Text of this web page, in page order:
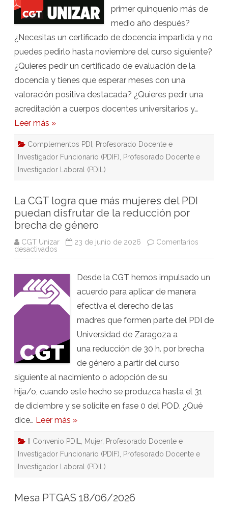
primer quinquenio más de
medio año después?
¿Necesitas un certificado de docencia impartida y no
puedes pedirlo hasta noviembre del curso siguiente?
¿Quieres pedir un certificado de evaluación de la
docencia y tienes que esperar meses con una
valoración positiva destacada? ¿Quieres pedir una
acreditación a cuerpos docentes universitarios y…
Leer más »
Complementos PDI
Profesorado Docente e
Investigador Funcionario (PDIF)
Profesorado Docente e
Investigador Laboral (PDIL)
La CGT logra que más mujeres del PDI
puedan disfrutar de la reducción por
brecha de género
CGT Unizar 23 de junio de 2026
Comentarios
desactivados
más
mujeres
del
PDI
puedan
disfrutar
reducción
por
de
Desde la CGT hemos impulsado un
acuerdo para aplicar de manera
efectiva el derecho de las
madres que formen parte del PDI de
Universidad de Zaragoza a
una reducción de 30 h. por brecha
de género a partir del curso
siguiente al nacimiento o adopción de su
hija/o, cuando este hecho se produzca hasta el 31
de diciembre y se solicite en fase 0 del POD. ¿Qué
dice… Leer más »
II Convenio PDIL Mujer, Profesorado Docente e
Investigador Funcionario (PDIF)
Profesorado Docente e
Investigador Laboral (PDIL)
Mesa PTGAS 18/06/2026